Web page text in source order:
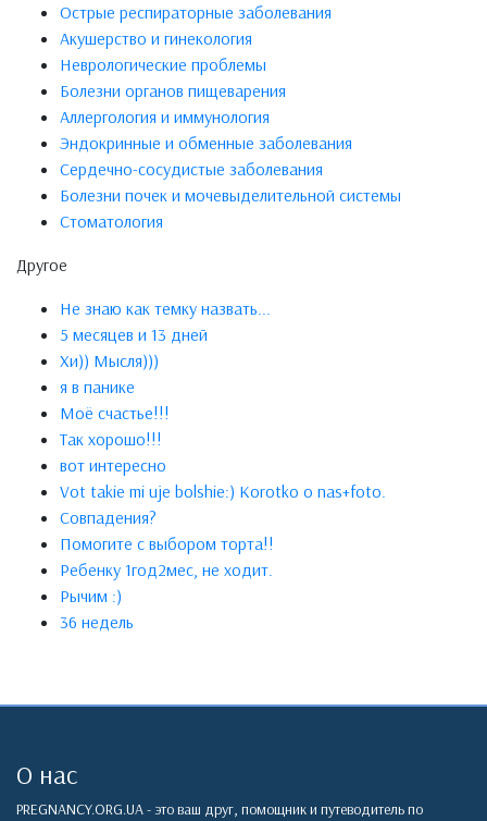
Острые респираторные заболевания
Акушерство и гинекология
Неврологические проблемы
Болезни органов пищеварения
Аллергология и иммунология
Эндокринные и обменные заболевания
Сердечно-сосудистые заболевания
Болезни почек и мочевыделительной системы
Стоматология
Другое
Не знаю как темку назвать...
5 месяцев и 13 дней
Хи)) Мысля)))
я в панике
Моё счастье!!!
Так хорошо!!!
вот интересно
Vot takie mi uje bolshie:) Korotko o nas+foto.
Совпадения?
Помогите с выбором торта!!
Ребенку 1год2мес, не ходит.
Рычим :)
36 недель
О нас
PREGNANCY.ORG.UA - это ваш друг, помощник и путеводитель по